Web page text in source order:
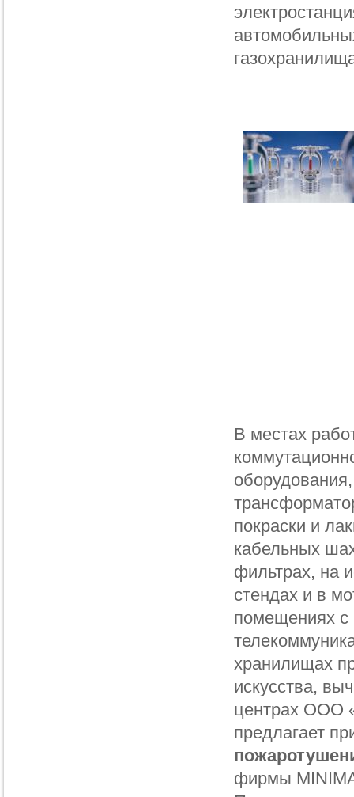
В местах
покраски и
кабельных
фильтрах, на
стендах и в
помещениях с
хранилищах
искусства,
центрах ООО
предлагает
фирмы